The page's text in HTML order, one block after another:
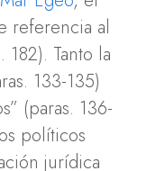
referencia al
Tanto la
133-135)
(paras. 136-
políticos
jurídica